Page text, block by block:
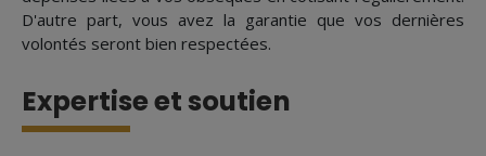
D'autre part, vous avez la garantie que vos dernières
volontés seront bien respectées.
Expertise et soutien